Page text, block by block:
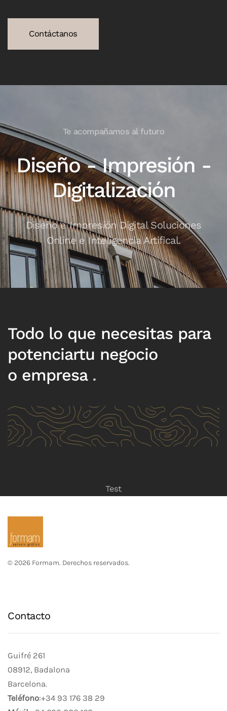
Contáctanos
Te acompañamos al futuro
Diseño - Impresión -
Digitalización
Diseño e Impresión DigitalSoluciones
Online e Inteligencia Artifical.
Todo lo que necesitas para
potenciartu negocio
o empresa .
Test
© 2026 Formam. Derechos reservados.
Contacto
Guifré 261
08912, Badalona
Barcelona.
Teléfono:+34 93 176 38 29